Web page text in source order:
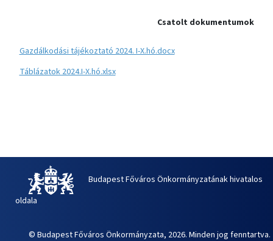
Csatolt dokumentumok
Gazdálkodási tájékoztató 2024. I-X.hó.docx
Táblázatok 2024.I-X.hó.xlsx
Budapest Főváros Önkormányzatának hivatalos
oldala
© Budapest Főváros Önkormányzata, 2026. Minden jog fenntartva.